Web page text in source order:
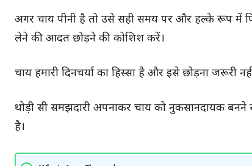
अगर चाय पीनी है तो उसे सही समय पर और हल्के रूप में
लेने की आदत छोड़ने की कोशिश करें।
चाय हमारी दिनचर्या का हिस्सा है और इसे छोड़ना जरूरी
थोड़ी सी समझदारी अपनाकर चाय को नुकसानदायक
है।